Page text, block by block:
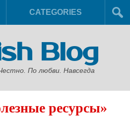
CATEGORIES
Blog
По любви. Навсегда
ресурсы»